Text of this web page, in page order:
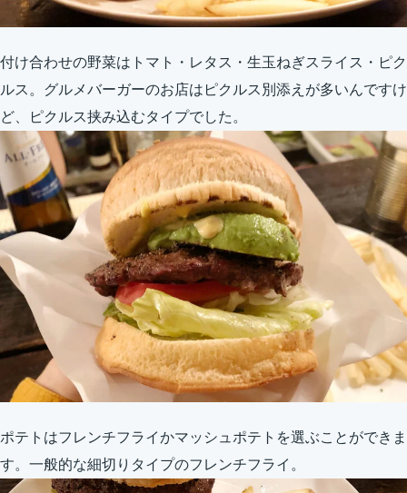
付け合わせの野菜はトマト・レタス・生玉ねぎスライス・ピク
ルス。グルメバーガーのお店はピクルス別添えが多いんですけ
ど、ピクルス挟み込むタイプでした。
ポテトはフレンチフライかマッシュポテトを選ぶことができま
す。一般的な細切りタイプのフレンチフライ。